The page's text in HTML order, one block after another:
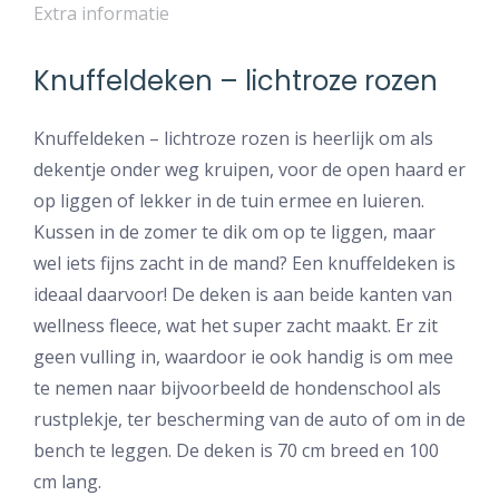
Extra informatie
Knuffeldeken – lichtroze rozen
Knuffeldeken – lichtroze rozen is heerlijk om als
dekentje onder weg kruipen, voor de open haard er
op liggen of lekker in de tuin ermee en luieren.
Kussen in de zomer te dik om op te liggen, maar
wel iets fijns zacht in de mand? Een knuffeldeken is
ideaal daarvoor! De deken is aan beide kanten van
wellness fleece, wat het super zacht maakt. Er zit
geen vulling in, waardoor ie ook handig is om mee
te nemen naar bijvoorbeeld de hondenschool als
rustplekje, ter bescherming van de auto of om in de
bench te leggen. De deken is 70 cm breed en 100
cm lang.